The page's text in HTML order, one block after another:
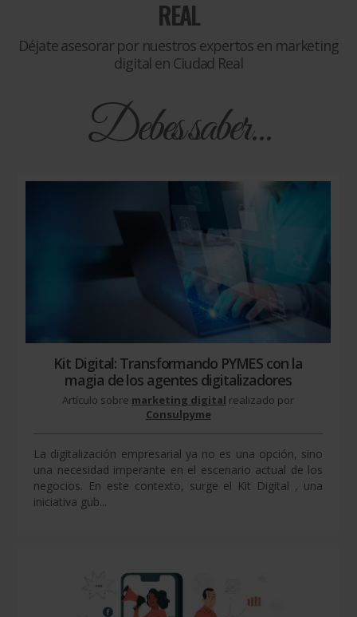
REAL
Déjate asesorar por nuestros expertos en marketing
digital en Ciudad Real
Debes saber...
Kit Digital: Transformando PYMES con la
magia de los agentes digitalizadores
Artículo sobre marketing digital realizado por
Consulpyme
La digitalización empresarial ya no es una opción, sino
una necesidad imperante en el escenario actual de los
negocios. En este contexto, surge el Kit Digital , una
iniciativa gub...